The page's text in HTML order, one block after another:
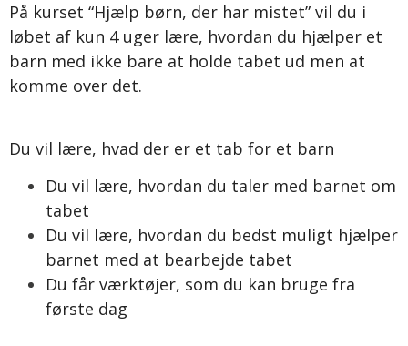
På kurset “Hjælp børn, der har mistet” vil du i
løbet af kun 4 uger lære, hvordan du hjælper et
barn med ikke bare at holde tabet ud men at
komme over det.
Du vil lære, hvad der er et tab for et barn
Du vil lære, hvordan du taler med barnet om
tabet
Du vil lære, hvordan du bedst muligt hjælper
barnet med at bearbejde tabet
Du får værktøjer, som du kan bruge fra
første dag